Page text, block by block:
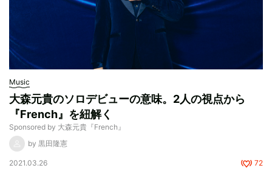
Music
大森元貴のソロデビューの意味。2人の視点から
『French』を紐解く
Sponsored by 大森元貴『French』
by 黒田隆憲
2021.03.26 72